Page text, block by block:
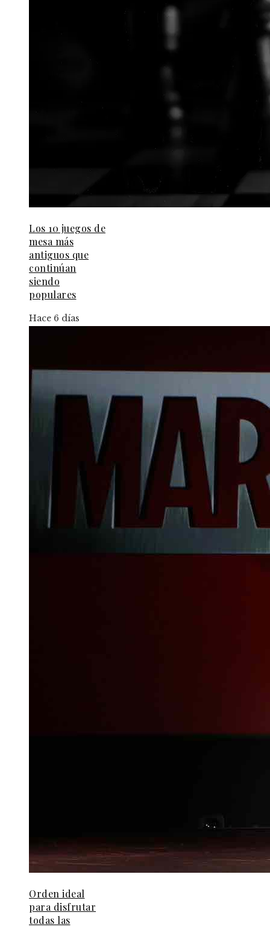
Los 10 juegos de
mesa más
antiguos que
continúan
siendo
populares
Hace 6 días
Orden ideal
para disfrutar
todas las